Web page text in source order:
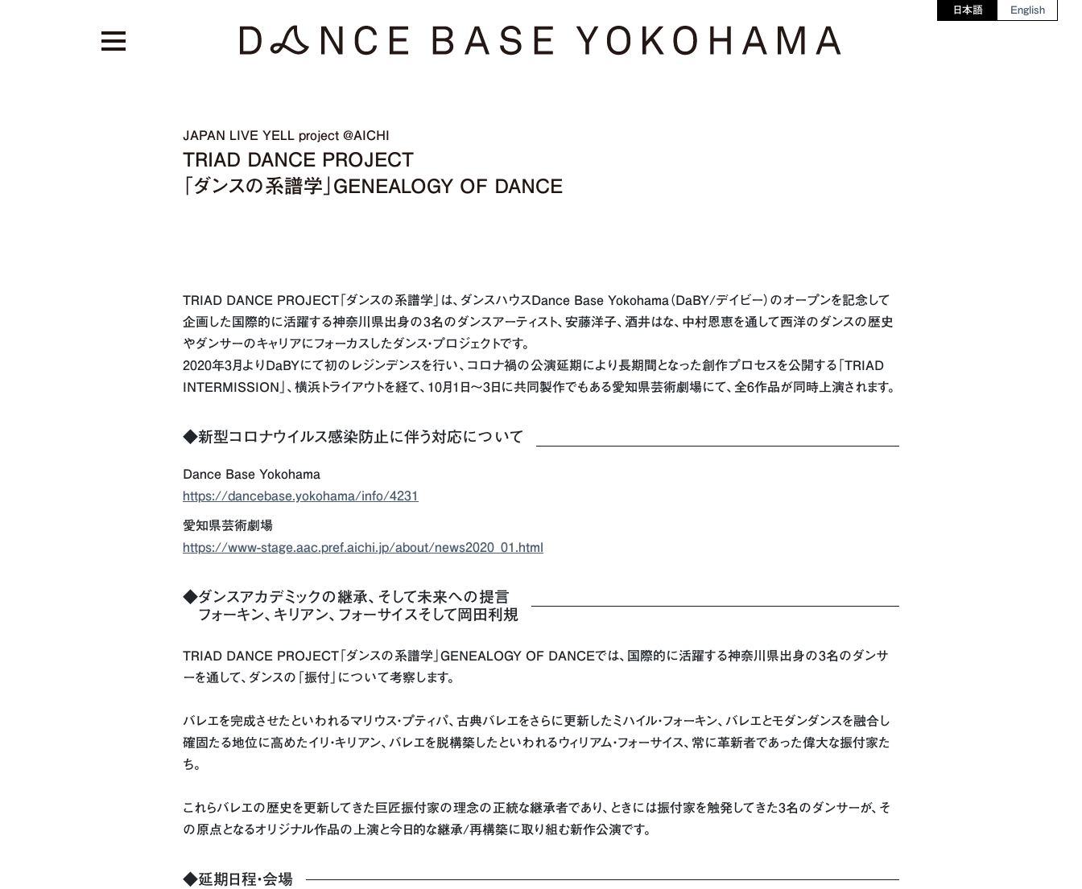
日本語 English
JAPAN LIVE YELL project @AICHI
TRIAD DANCE PROJECT
「ダンスの系譜学」GENEALOGY OF DANCE
TRIAD DANCE PROJECT「ダンスの系譜学」は、ダンスハウスDance Base Yokohama（DaBY/デイビー）のオープンを記念して
企画した国際的に活躍する神奈川県出身の3名のダンスアーティスト、安藤洋子、酒井はな、中村恩恵を通して西洋のダンスの歴史
やダンサーのキャリアにフォーカスしたダンス・プロジェクトです。
2020年3月よりDaBYにて初のレジンデンスを行い、コロナ禍の公演延期により長期間となった創作プロセスを公開する「TRIAD
INTERMISSION」、横浜トライアウトを経て、10月1日～3日に共同製作でもある愛知県芸術劇場にて、全6作品が同時上演されます。
◆新型コロナウイルス感染防止に伴う対応について
Dance Base Yokohama
https://dancebase.yokohama/info/4231
愛知県芸術劇場
https://www-stage.aac.pref.aichi.jp/about/news2020_01.html
◆ダンスアカデミックの継承、そして未来への提言
フォーキン、キリアン、フォーサイスそして岡田利規
TRIAD DANCE PROJECT「ダンスの系譜学」GENEALOGY OF DANCEでは、国際的に活躍する神奈川県出身の3名のダンサ
ーを通して、ダンスの「振付」について考察します。
バレエを完成させたといわれるマリウス・プティパ、古典バレエをさらに更新したミハイル・フォーキン、バレエとモダンダンスを融合し
確固たる地位に高めたイリ・キリアン、バレエを脱構築したといわれるウィリアム・フォーサイス、常に革新者であった偉大な振付家た
ち。
これらバレエの歴史を更新してきた巨匠振付家の理念の正統な継承者であり、ときには振付家を触発してきた3名のダンサーが、そ
の原点となるオリジナル作品の上演と今日的な継承/再構築に取り組む新作公演です。
◆延期日程・会場